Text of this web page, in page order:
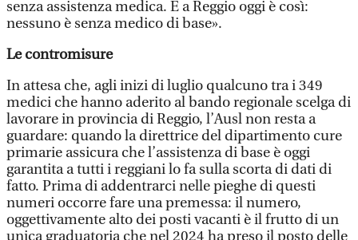
senza assistenza medica. E a Reggio oggi è così:
nessuno è senza medico di base».
Le contromisure
In attesa che, agli inizi di luglio qualcuno tra i 349
medici che hanno aderito al bando regionale scelga di
lavorare in provincia di Reggio, l’Ausl non resta a
guardare: quando la direttrice del dipartimento cure
primarie assicura che l’assistenza di base è oggi
garantita a tutti i reggiani lo fa sulla scorta di dati di
fatto. Prima di addentrarci nelle pieghe di questi
numeri occorre fare una premessa: il numero,
oggettivamente alto dei posti vacanti è il frutto di un
unica graduatoria che nel 2024 ha preso il posto delle